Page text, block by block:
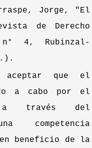
Jorge, "El
de Derecho
4, Rubinzal-
aceptar que el
a cabo por el
a través del
competencia
beneficio de la